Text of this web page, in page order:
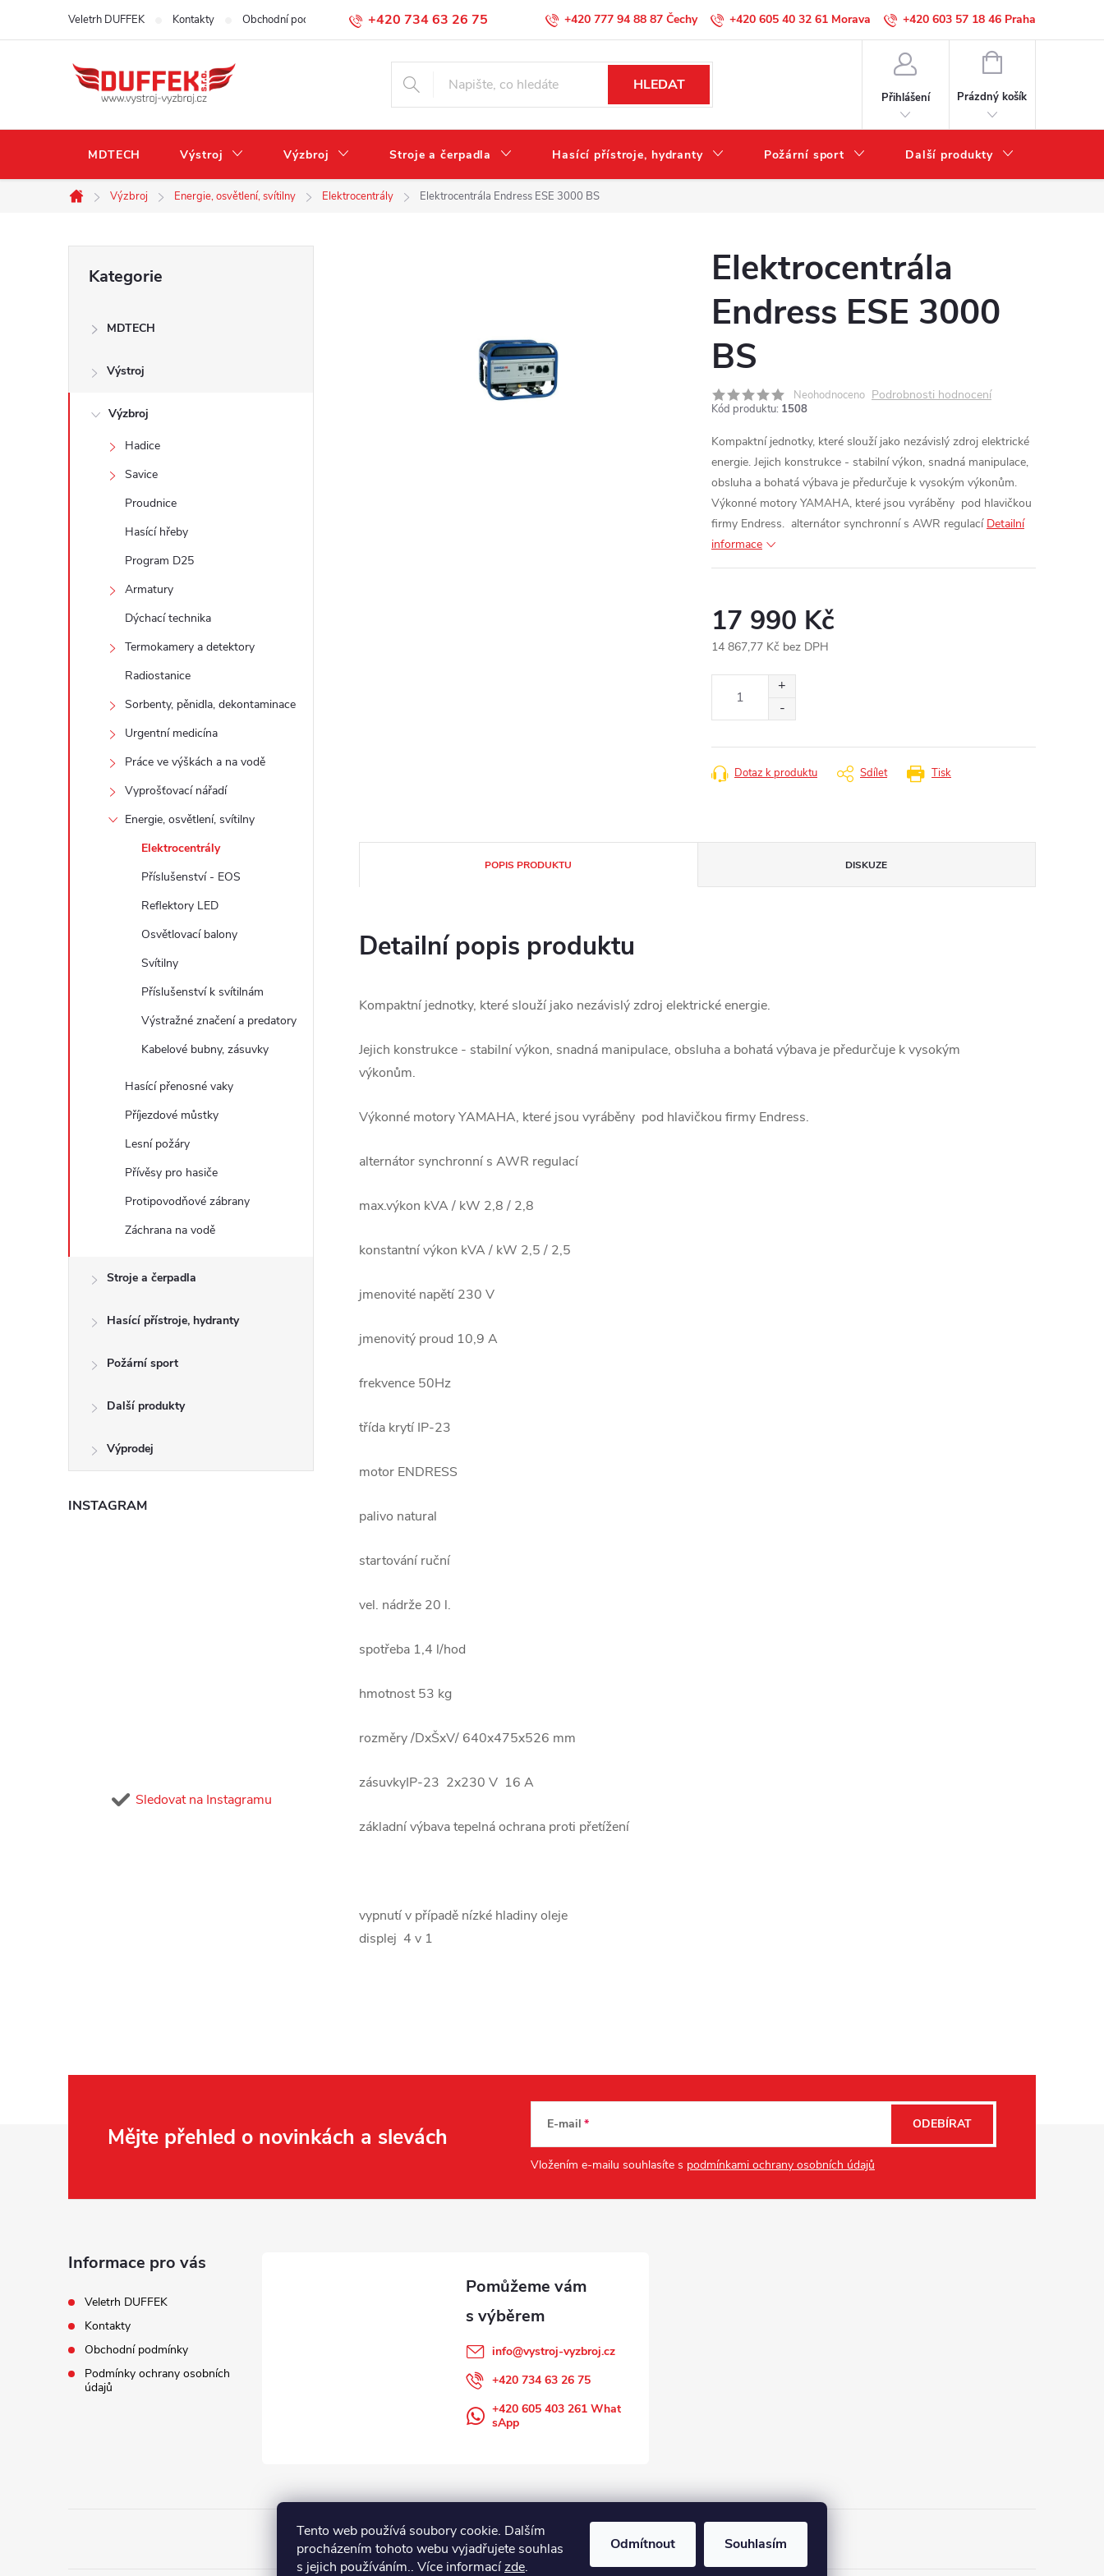
Tento web používá soubory cookie. Dalším
procházením tohoto webu vyjadřujete souhlas
s jejich používáním.. Více informacízde.
Odmítnout Souhlasím
+420 734 63 26 75
Veletrh DUFFEK Kontakty Obchodní podmínky Podmínky ochrany osobních údajů +420 777 94 88 87 +420 605 40 32 61 +420 603 57 18 46
HLEDAT
Přihlášení
NÁKUPNÍ
Prázdný košík
MDTECH Výstroj Výzbroj Stroje a čerpadla Hasící přístroje, hydranty Požární sport Další produkty
Domů
Výzbroj Energie, osvětlení, svítilny Elektrocentrály Elektrocentrála Endress ESE 3000 BS
t
kategorie
Kategorie
MDTECH
Výstroj
Výzbroj
Hadice
Savice
Proudnice
Hasící hřeby
Program D25
Armatury
Dýchací technika
Termokamery a detektory
Radiostanice
Sorbenty, pěnidla, dekontaminace
Urgentní medicína
Práce ve výškách a na vodě
Vyprošťovací nářadí
Energie, osvětlení, svítilny
Elektrocentrály
Příslušenství - EOS
Reflektory LED
Osvětlovací balony
Svítilny
Příslušenství k svítilnám
Výstražné značení a predatory
Kabelové bubny, zásuvky
Hasící přenosné vaky
Příjezdové můstky
Lesní požáry
Přívěsy pro hasiče
Protipovodňové zábrany
Záchrana na vodě
Stroje a čerpadla
Hasící přístroje, hydranty
Požární sport
Další produkty
Výprodej
INSTAGRAM
Sledovat na Instagramu
Elektrocentrála
Endress ESE 3000
BS
Neohodnoceno Podrobnosti hodnocení
Kód produktu: 1508
Kompaktní jednotky, které slouží jako nezávislý zdroj elektrické
energie. Jejich konstrukce - stabilní výkon, snadná manipulace,
obsluha a bohatá výbava je předurčuje k vysokým výkonům.
Výkonné motory YAMAHA, které jsou vyráběny pod hlavičkou
firmy Endress. alternátor synchronní s AWR regulací Detailní
informace
17 990 Kč
14 867,77 Kč bez DPH
Tisk
Dotaz k produktu Sdílet
POPIS PRODUKTU DISKUZE
Detailní popis produktu
Kompaktní jednotky, které slouží jako nezávislý zdroj elektrické energie.
Jejich konstrukce - stabilní výkon, snadná manipulace, obsluha a bohatá výbava je předurčuje k vysokým
výkonům.
Výkonné motory YAMAHA, které jsou vyráběny pod hlavičkou firmy Endress.
alternátor synchronní s AWR regulací
max.výkon kVA / kW 2,8 / 2,8
konstantní výkon kVA / kW 2,5 / 2,5
jmenovité napětí 230 V
jmenovitý proud 10,9 A
frekvence 50Hz
třída krytí IP-23
motor ENDRESS
palivo natural
startování ruční
vel. nádrže 20 l.
spotřeba 1,4 l/hod
hmotnost 53 kg
rozměry /DxŠxV/ 640x475x526 mm
zásuvkyIP-23 2x230 V 16 A
základní výbava tepelná ochrana proti přetížení
vypnutí v případě nízké hladiny oleje
displej 4 v 1
Mějte přehled o novinkách a slevách E-mail
Vložením e-mailu souhlasíte s podmínkami ochrany osobních údajů
ODEBÍRAT
Informace pro vás
Veletrh DUFFEK
Kontakty
Obchodní podmínky
Podmínky ochrany osobních
údajů
info@vystroj-vyzbroj.cz
+420 734 63 26 75
+420 605 403 261 What
sApp